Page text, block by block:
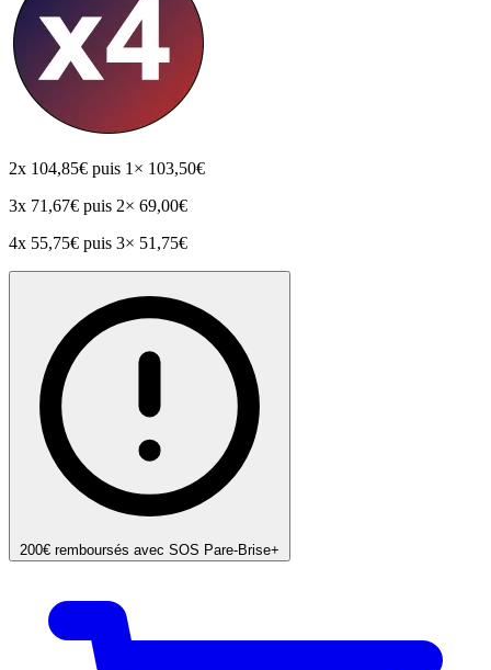
2x 104,85€ puis 1× 103,50€
3x 71,67€ puis 2× 69,00€
4x 55,75€ puis 3× 51,75€
200€ remboursés avec SOS Pare-Brise+